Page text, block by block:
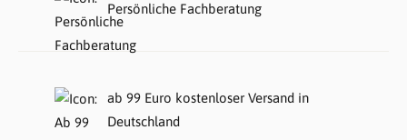
Persönliche Fachberatung
ab 99 Euro kostenloser Versand in
Deutschland